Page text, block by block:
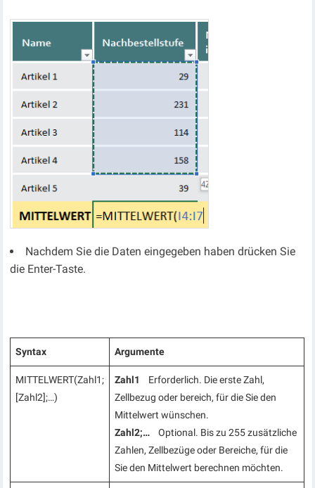
Nachdem Sie die Daten eingegeben haben drücken Sie
die Enter-Taste.
Syntax Argumente
MITTELWERT(Zahl1;
[Zahl2];…)
Zahl1
Erforderlich. Die erste Zahl,
Zellbezug oder bereich, für die Sie den
Mittelwert wünschen.
Zahl2;… Optional. Bis zu 255 zusätzliche
Zahlen, Zellbezüge oder Bereiche, für die
Sie den Mittelwert berechnen möchten.